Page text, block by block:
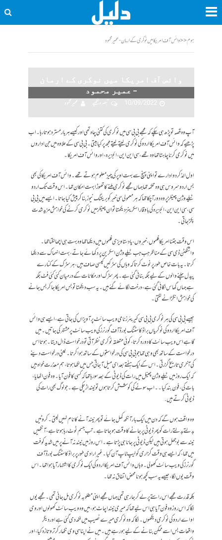
ہوم<<وائس آف امریکا میں نوکری کے ارمان - عمیر محمود
وائس آف امریکا میں نوکری کے ارمان
– عمیر محمود
10/09/2022
تبصرہ لکھیے عمیر محمود
آپ وہ قصہ تو پڑھ ہی چکے کہ مجھے بی بی سی میں نوکری کی کتنی چاہ تھی اور کیسے ہر بار مسترد ہوتا رہا۔اب
پڑھیے کہ وائس آف امریکا اردو کی نوکری لیتے لیتے مجھ پر کیا بیتی۔بی بی سی کے علاوہ میں جن اداروں
میں نوکری کرنا چاہتا تھا وہ تھے، سی این این، الجزیرہ، اور وائس آف امریکا۔
اول الذکر دو ادارے تو اپنی پہنچ سے بہت اوپر کی چیز معلوم ہوتے تھے ۔ وائس آف امریکا کی بھی
بس اردو سروس ہی وہ محکمہ تھا جہاں مجھے نوکری ملنے کا تھوڑا بہت امکان تھا۔اس وقت تک اردو
ٹیلے وژن چینلز پر وہ دور آ چکا تھا کہ ہر معمولی سی خبر کو بریکنگ نیوز بنا کر پیش کیا جاتا۔ ایسے میں بی بی
سی، سی این این، الجزیرہ کی باوقار اسکرینز دیکھتا تو ان چینلز میں نوکری کرنے کی خواہش مزید شدت
پکڑ جاتی۔
اس وقت جتنا امریکا فلموں،خبروں، یا دستاویزی فلموں میں دیکھا تھا وہ بہت ہی اچھا لگتا تھا۔
واشنگٹن ڈی سی کے مناظر جب جب ٹیلے وژن اسکرین پر دکھائے جاتے، بہت انہماک سے دیکھا
کرتا۔ یہ بات خاص طور پر نوٹ کرتا کہ وہاں کی سڑکیں کیسی صاف ہیں، ہر سڑک کے کنارے
پیدل چلنے والوں کے لیے جگہ بنائی گئی ہے۔ پھر سڑک اور مکانات کے درمیان کئی کئی فٹ جگہ
ہے جہاں گھاس اگائی گئی ہے، درخت لگائے گئے ہیں۔ یہ سب دیکھتا تو بس امریکا جا کر بس جانے
کی خواہش انگڑانے لگتی۔
جیسے بی بی سی کی ہر نوکری بی بی سی کیریئرز نامی ویب سائٹ پر آویزاں کی جاتی ہے، ایسے ہی وائس
آف امریکا اردو کی نوکریاں براڈکاسٹنگ بورڈ آف گورنرز کی ویب سائٹ پر مشتہر کی جاتیں۔ میں
گاہے اس ویب سائٹ کا دورہ کرتا، کوئی متعلقہ نوکری نظر آتی تو درخواست ڈال دیتا۔ہوتا اس
درخواست کےساتھ بھی وہی تھا جو بی بی سی کی درخواستوں کےساتھ ہوا کرتا۔یعنی درخواست دینے
کی آخری تاریخ گزرتی۔ اس کے ایک ہفتے بعد ای میل آ جاتی جس میں لکھا ہوتا، ہم معذرت خواہ ہیں
کہ ایک روز میں ٹیلے وژن چینل میں رات کی ڈیوٹی کے بعد سو رہا تھا کہ کسی کا فون آیا۔ وہ فون اٹھایا،
بات کی، فون بند کیا۔۔ اب سونے کی کوشش کرتا ہوں تو نیند اڑ چکی ہے۔جو لوگ بھی رات کی
ڈیوٹی کرتے ہیں.
وہ واقف ہوں گے کہ دن میں ایک بار آنکھ کھل جائے تو پھر نیند آنے کا نام نہیں لیتی۔ کروٹیں
بدلتے بدلتے رات کو پھر ڈیوٹی پر جانے کا وقت ہو جاتا ہے۔ تب جسم ٹوٹ رہا ہوتا ہے، آنکھیں
نیند سے بوجھل ہوتی ہیں لیکن ڈیوٹی پر جانا ہی پڑتا ہے۔اس روز میں نیند نہ آنےپر میں شدید کوفت
میں تھا، کہ ایسے ہی وقت گزاری کو لیپ ٹاپ آن کیا۔ غیر ارادی طور پر براڈکاسٹنگ بورڈ آف
گورنرز کی ویب سائٹ کھولی۔ وہاں وائس آف امریکا اردو کی ایک نوکری کا اشتہار آیا ہوا تھا۔اس
وقت یوں لگا، جیسے یہ سب کچھ ہونا محض اتفاق نہ تھا۔
بلکہ قدرت مجھے اس راستے پر لے کر جا رہی تھی جہاں مجھے اپنی مطلوبہ نوکری مل جانی تھی۔مجھے یوں
لگا کہ اس روز وہ فون آیا ہی اس لیے تھا کہ میری نیند اچاٹ ہو، میں وہ ویب سائٹ کھولوں اور وی
او اے اردو کی نوکری دیکھوں۔ لگا کہ وہ نوکری میرے نصیب میں لکھ دی گئی ہے اور دیگر
واقعات بس اسے ممکن بنانے کےلیے ہو رہےہیں۔میں نے اپنا سی وی نکھار کر ترو تازہ کیا، اور